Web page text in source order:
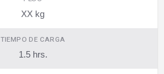
XX kg
TIEMPO DE CARGA
1.5 hrs.